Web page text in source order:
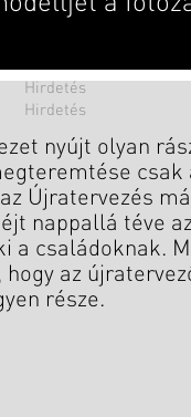
nyújt olyan
csak
Újratervezés
nappallá téve
a családoknak.
az
része.